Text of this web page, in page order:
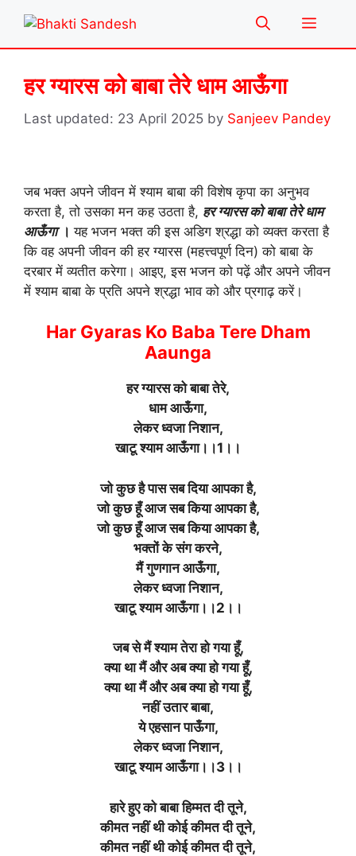
content
Menu
हर ग्यारस को बाबा तेरे धाम आऊँगा
23 April 2025 by Sanjeev Pandey
जब भक्त अपने जीवन में श्याम बाबा की विशेष कृपा का अनुभव
करता है, तो उसका मन कह उठता है, हर ग्यारस को बाबा तेरे धाम
आऊँगा । यह भजन भक्त की इस अडिग श्रद्धा को व्यक्त करता है
कि वह अपनी जीवन की हर ग्यारस (महत्त्वपूर्ण दिन) को बाबा के
दरबार में व्यतीत करेगा। आइए, इस भजन को पढ़ें और अपने जीवन
में श्याम बाबा के प्रति अपने श्रद्धा भाव को और प्रगाढ़ करें।
Har Gyaras Ko Baba Tere Dham
Aaunga
हर ग्यारस को बाबा तेरे,
धाम आऊँगा,
लेकर ध्वजा निशान,
खाटू श्याम आऊँगा।।1।।
जो कुछ है पास सब दिया आपका है,
जो कुछ हूँ आज सब किया आपका है,
जो कुछ हूँ आज सब किया आपका है,
भक्तों के संग करने,
मैं गुणगान आऊँगा,
लेकर ध्वजा निशान,
खाटू श्याम आऊँगा।।2।।
जब से मैं श्याम तेरा हो गया हूँ,
क्या था मैं और अब क्या हो गया हूँ,
क्या था मैं और अब क्या हो गया हूँ,
नहीं उतार बाबा,
ये एहसान पाऊँगा,
लेकर ध्वजा निशान,
खाटू श्याम आऊँगा।।3।।
हारे हुए को बाबा हिम्मत दी तूने,
कीमत नहीं थी कोई कीमत दी तूने,
कीमत नहीं थी कोई कीमत दी तूने,